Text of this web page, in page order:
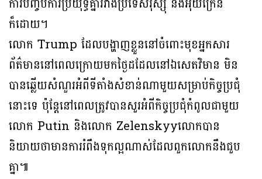
ក៏ដោយ។
លោក Trump ដែលបង្ហាញខ្លួននៅចំពោះមុខអ្នកសារ
ព័ត៌មាននៅពេលក្រោយមកថ្ងៃដដែលនៅឯសេតវិមាន មិន
បានឆ្លើយសំណួរអំពីទីតាំងសំខាន់ណាមួយសម្រាប់កិច្ចប្រជុំ
នោះទេ ប៉ុន្តែនៅពេលត្រូវបានសួរអំពីកិច្ចប្រជុំកំពូលជាមួយ
លោក Putin និងលោក Zelenskyyលោកបាន
និយាយថាមានការរំពឹងទុកល្អណាស់ដែលពួកលោកនឹងជួប
គ្នា៕